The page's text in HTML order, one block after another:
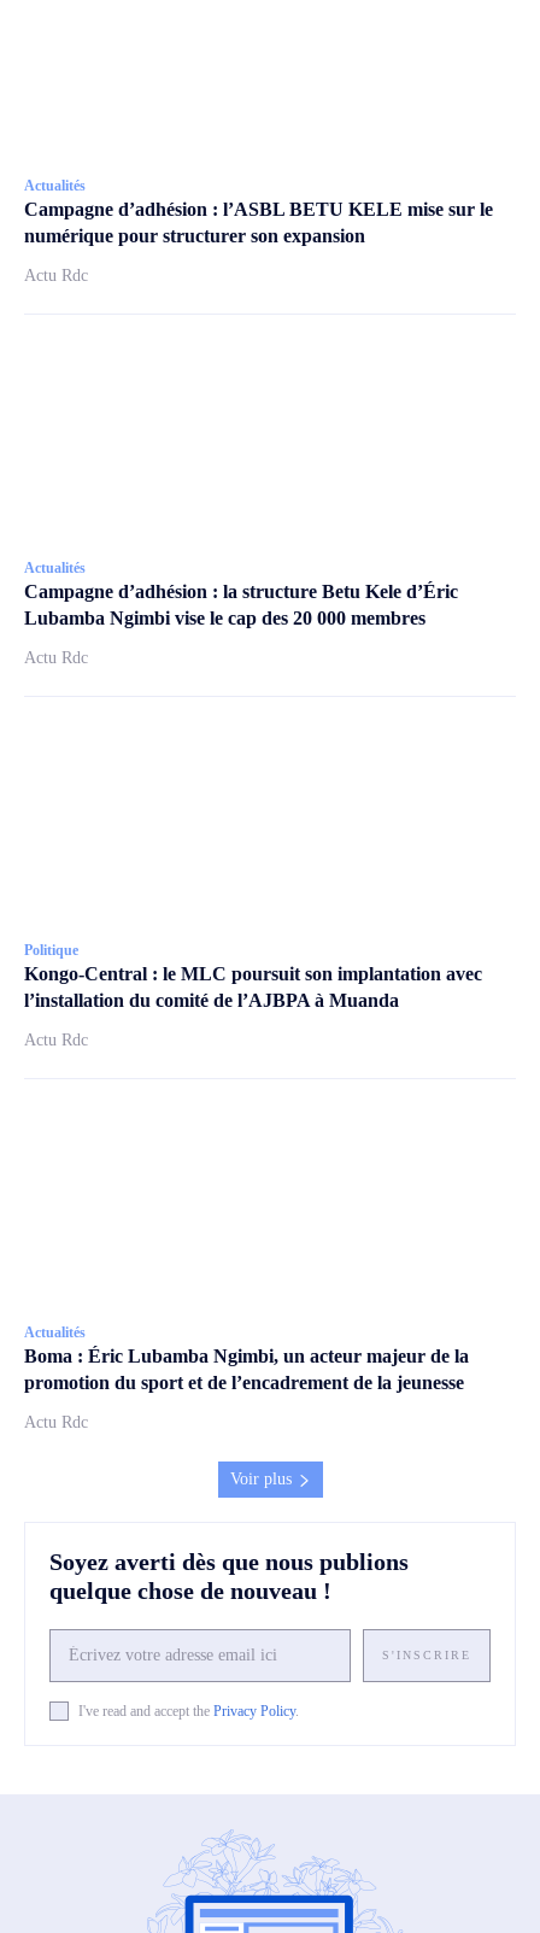
Actualités
Campagne d’adhésion : l’ASBL BETU KELE mise sur le
numérique pour structurer son expansion
Actu Rdc
Actualités
Campagne d’adhésion : la structure Betu Kele d’Éric
Lubamba Ngimbi vise le cap des 20 000 membres
Actu Rdc
Politique
Kongo-Central : le MLC poursuit son implantation avec
l’installation du comité de l’AJBPA à Muanda
Actu Rdc
Actualités
Boma : Éric Lubamba Ngimbi, un acteur majeur de la
promotion du sport et de l’encadrement de la jeunesse
Actu Rdc
Voir plus
Soyez averti dès que nous publions
quelque chose de nouveau !
S'INSCRIRE
I've read and accept the Privacy Policy.